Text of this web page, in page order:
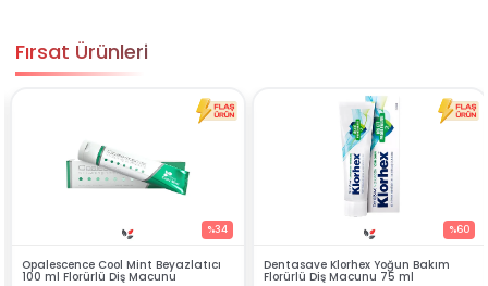
Fırsat Ürünleri
Mint Beyazlatıcı
Macunu
Dentasave Klorhex Yoğun Bakım
Florürlü Diş Macunu 75 ml
Black Berry